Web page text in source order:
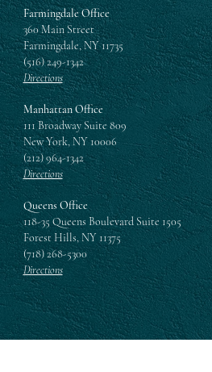
Farmingdale Office
360 Main Street
Farmingdale, NY 11735
(516) 249-1342
Directions
Manhattan Office
111 Broadway Suite 809
New York, NY 10006
(212) 964-1342
Directions
Queens Office
118-35 Queens Boulevard Suite 1505
Forest Hills, NY 11375
(718) 268-5300
Directions